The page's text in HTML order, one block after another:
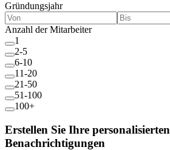
Gründungsjahr
Anzahl der Mitarbeiter
1
2-5
6-10
11-20
21-50
51-100
100+
Erstellen Sie Ihre personalisierten
Benachrichtigungen